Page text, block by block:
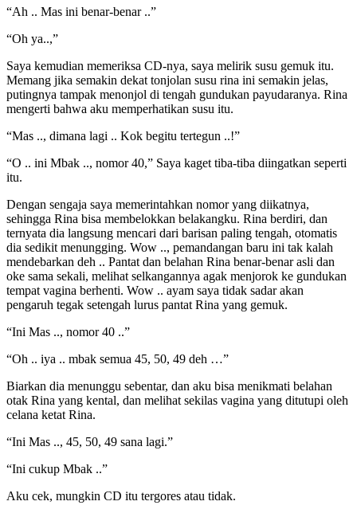
“Ah .. Mas ini benar-benar ..”
“Oh ya..,”
Saya kemudian memeriksa CD-nya, saya melirik susu gemuk itu.
Memang jika semakin dekat tonjolan susu rina ini semakin jelas,
putingnya tampak menonjol di tengah gundukan payudaranya. Rina
mengerti bahwa aku memperhatikan susu itu.
“Mas .., dimana lagi .. Kok begitu tertegun ..!”
“O .. ini Mbak .., nomor 40,” Saya kaget tiba-tiba diingatkan seperti
itu.
Dengan sengaja saya memerintahkan nomor yang diikatnya,
sehingga Rina bisa membelokkan belakangku. Rina berdiri, dan
ternyata dia langsung mencari dari barisan paling tengah, otomatis
dia sedikit menungging. Wow .., pemandangan baru ini tak kalah
mendebarkan deh .. Pantat dan belahan Rina benar-benar asli dan
oke sama sekali, melihat selkangannya agak menjorok ke gundukan
tempat vagina berhenti. Wow .. ayam saya tidak sadar akan
pengaruh tegak setengah lurus pantat Rina yang gemuk.
“Ini Mas .., nomor 40 ..”
“Oh .. iya .. mbak semua 45, 50, 49 deh …”
Biarkan dia menunggu sebentar, dan aku bisa menikmati belahan
otak Rina yang kental, dan melihat sekilas vagina yang ditutupi oleh
celana ketat Rina.
“Ini Mas .., 45, 50, 49 sana lagi.”
“Ini cukup Mbak ..”
Aku cek, mungkin CD itu tergores atau tidak.